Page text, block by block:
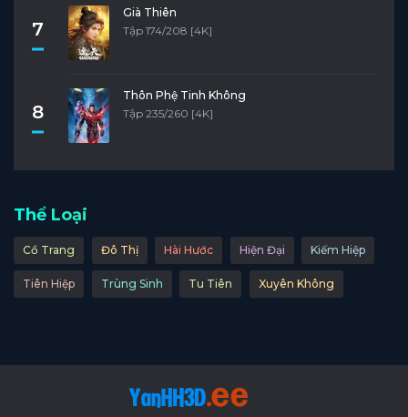
7
Già Thiên
Tập 174/208 [4K]
8
Thôn Phệ Tinh Không
Tập 235/260 [4K]
Thể Loại
Cổ Trang Đô Thị Hài Hước Hiện Đại Kiếm Hiệp
Tiên Hiệp Trùng Sinh Tu Tiên Xuyên Không